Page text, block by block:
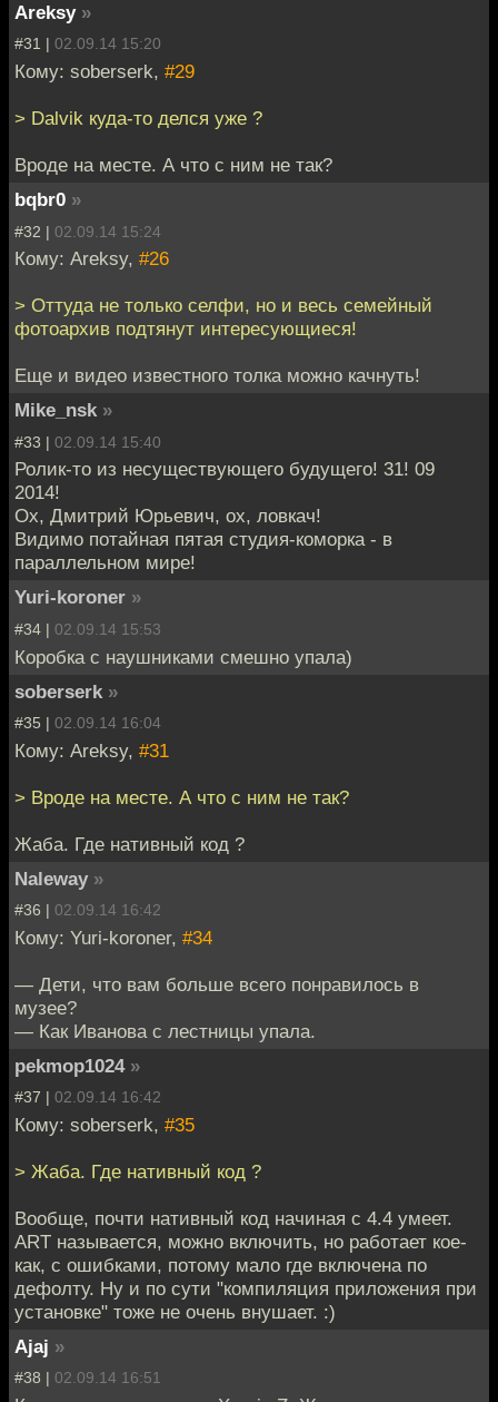
Areksy »
#31 | 02.09.14 15:20
Кому: soberserk, #29
> Dalvik куда-то делся уже ?
Вроде на месте. А что с ним не так?
bqbr0 »
#32 | 02.09.14 15:24
Кому: Areksy, #26
> Оттуда не только селфи, но и весь семейный
фотоархив подтянут интересующиеся!
Еще и видео известного толка можно качнуть!
Mike_nsk »
#33 | 02.09.14 15:40
Ролик-то из несуществующего будущего! 31! 09
2014!
Ох, Дмитрий Юрьевич, ох, ловкач!
Видимо потайная пятая студия-коморка - в
параллельном мире!
Yuri-koroner »
#34 | 02.09.14 15:53
Коробка с наушниками смешно упала)
soberserk »
#35 | 02.09.14 16:04
Кому: Areksy, #31
> Вроде на месте. А что с ним не так?
Жаба. Где нативный код ?
Naleway »
#36 | 02.09.14 16:42
Кому: Yuri-koroner, #34
— Дети, что вам больше всего понравилось в
музее?
— Как Иванова с лестницы упала.
pekmop1024 »
#37 | 02.09.14 16:42
Кому: soberserk, #35
> Жаба. Где нативный код ?
Вообще, почти нативный код начиная с 4.4 умеет.
ART называется, можно включить, но работает кое-
как, с ошибками, потому мало где включена по
дефолту. Ну и по сути "компиляция приложения при
установке" тоже не очень внушает. :)
Ajaj »
#38 | 02.09.14 16:51